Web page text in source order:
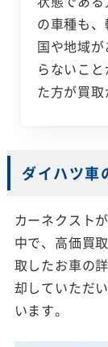
の車種も
国や地域
らないこ
た方が買取
ダイハツ車
カーネクスト
中で、高価買
取したお車の
却していただ
います。